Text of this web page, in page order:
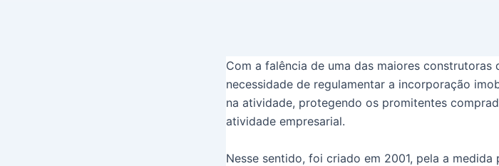
Com a falência de uma das maiores construtoras
necessidade de regulamentar a incorporação
na atividade, protegendo os promitentes
atividade empresarial.
Nesse sentido, foi criado em 2001, pela a